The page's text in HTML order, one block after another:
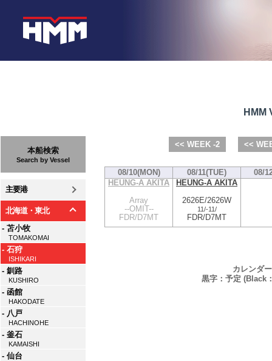
本船検索
Search by Vessel
主要港
北海道・東北
- 苫小牧
TOMAKOMAI
- 石狩
ISHIKARI
- 釧路
KUSHIRO
- 函館
HAKODATE
- 八戸
HACHINOHE
- 釜石
KAMAISHI
- 仙台
HMM
<< WEEK -2 <<
08/10(MON) 08/11(TUE)
08/
HEUNG-A AKITA
Array
--OMIT--
FDR/D7MT
HEUNG-A AKITA
2626E/2626W
11/-11/
FDR/D7MT
カレンダ
黒字：予定